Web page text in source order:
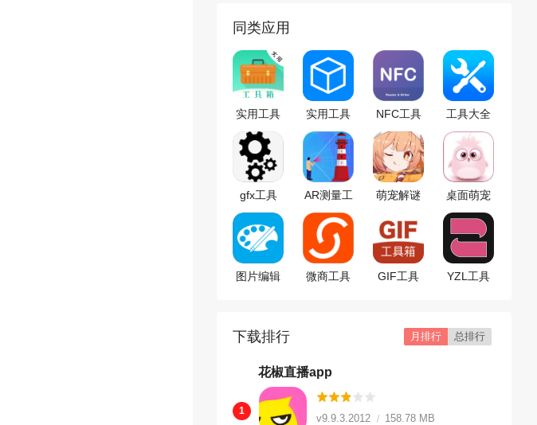
同类应用
实用工具
实用工具
箱
NFC工具
app
工具大全
app
gfx工具
AR测量工
具app
萌宠解谜 桌面萌宠
图片编辑
微商工具
GIF工具
YZL工具
下载排行 月排行 总排行
花椒直播app
1
v9.9.3.2012 158.78 MB